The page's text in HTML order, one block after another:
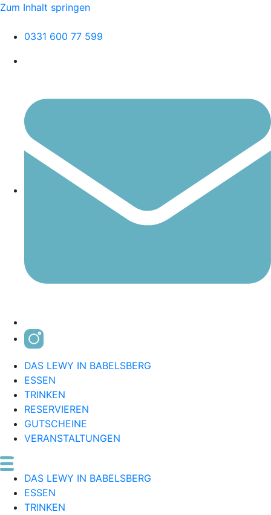
Zum Inhalt springen
0331 600 77 599
DAS LEWY IN BABELSBERG
ESSEN
TRINKEN
RESERVIEREN
GUTSCHEINE
VERANSTALTUNGEN
DAS LEWY IN BABELSBERG
ESSEN
TRINKEN